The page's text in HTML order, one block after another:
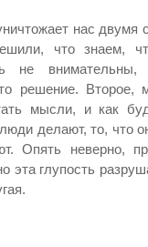
нас двумя
что знаем,
не внимательны,
решение. Второе,
мысли, и как
делают, то, что
Опять неверно,
эта глупость